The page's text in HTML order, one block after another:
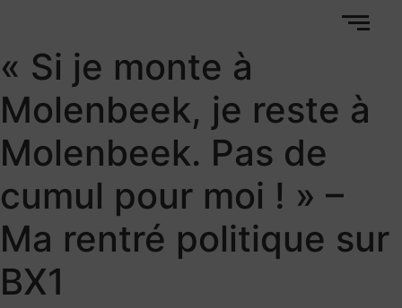
« Si je monte à
Molenbeek, je reste à
Molenbeek. Pas de
cumul pour moi ! » –
Ma rentré politique sur
BX1